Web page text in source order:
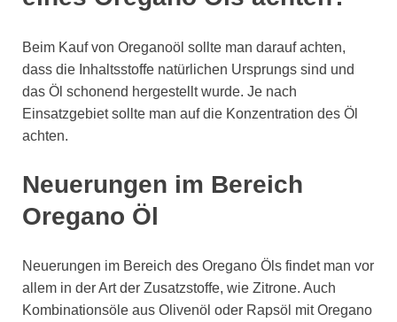
Beim Kauf von Oreganoöl sollte man darauf achten,
dass die Inhaltsstoffe natürlichen Ursprungs sind und
das Öl schonend hergestellt wurde. Je nach
Einsatzgebiet sollte man auf die Konzentration des Öl
achten.
Neuerungen im Bereich
Oregano Öl
Neuerungen im Bereich des Oregano Öls findet man vor
allem in der Art der Zusatzstoffe, wie Zitrone. Auch
Kombinationsöle aus Olivenöl oder Rapsöl mit Oregano